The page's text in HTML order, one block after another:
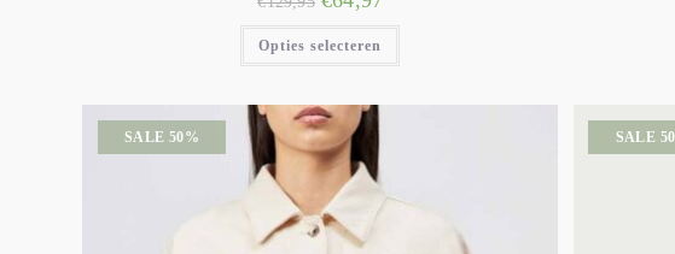
Opties selecteren
SALE 50% SALE